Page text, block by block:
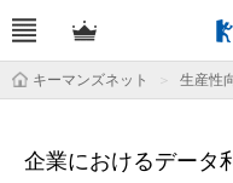
キーマンズネット 生産性
企業におけるデータ